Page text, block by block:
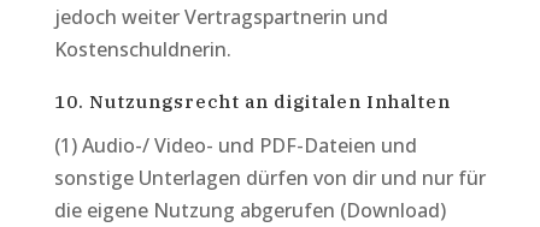
jedoch weiter Vertragspartnerin und
Kostenschuldnerin.
10. Nutzungsrecht an digitalen Inhalten
(1) Audio-/ Video- und PDF-Dateien und
sonstige Unterlagen dürfen von dir und nur für
die eigene Nutzung abgerufen (Download)